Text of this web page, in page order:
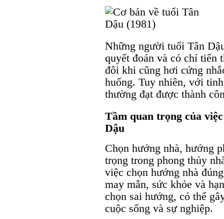
Những người tuổi Tân
quyết đoán và có chí tiến
đôi khi cũng hơi cứng
huống. Tuy nhiên, với
thường đạt được thành
Tầm quan trọng của
Dậu
Chọn hướng nhà, hướng
trọng trong phong thủy
việc chọn hướng nhà
may mắn, sức khỏe và
chọn sai hướng, có thể
cuộc sống và sự nghiệp.